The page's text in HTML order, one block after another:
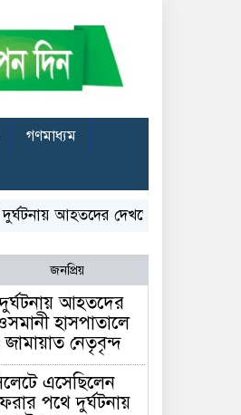
গণমাধ্যম
আহতদের দেখতে ওসমানী
জনপ্রিয়
আহতদের
হাসপাতালে
নেতৃবৃন্দ
এসেছিলেন
পথে দুর্ঘটনায়